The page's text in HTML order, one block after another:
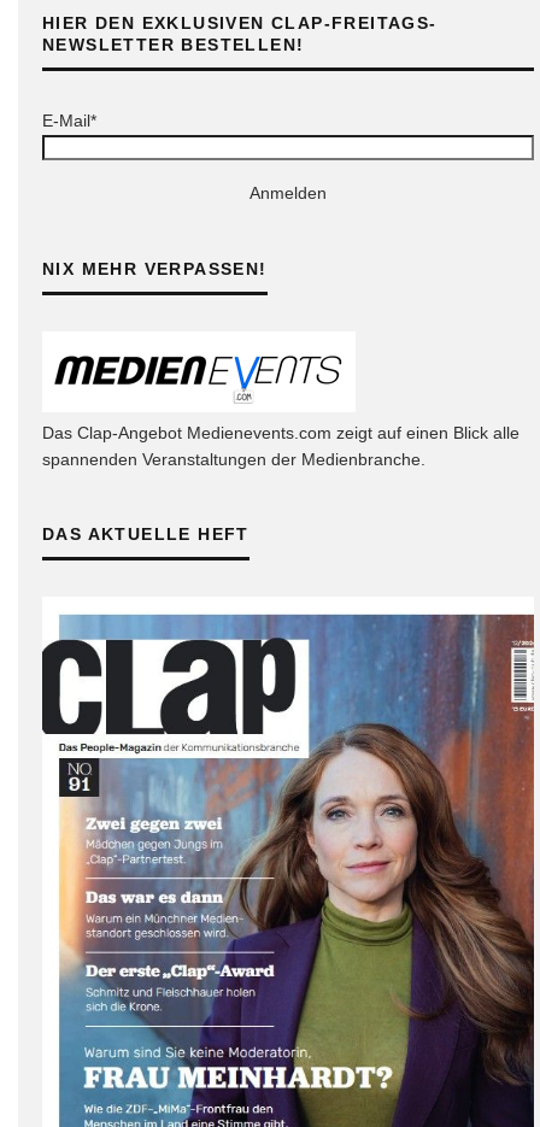
HIER DEN EXKLUSIVEN CLAP-FREITAGS-
NEWSLETTER BESTELLEN!
E-Mail*
Anmelden
NIX MEHR VERPASSEN!
Das Clap-Angebot Medienevents.com zeigt auf einen Blick alle
spannenden Veranstaltungen der Medienbranche.
DAS AKTUELLE HEFT